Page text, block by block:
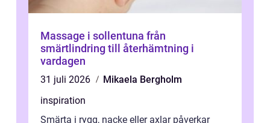
Massage i sollentuna från
smärtlindring till återhämtning i
vardagen
31 juli 2026
Mikaela Bergholm
inspiration
Smärta i rygg, nacke eller axlar påverkar